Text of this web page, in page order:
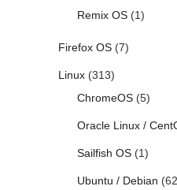
Remix OS(1)
Firefox OS(7)
Linux(313)
ChromeOS(5)
Oracle Linux /
Sailfish OS(1)
Ubuntu / Debian